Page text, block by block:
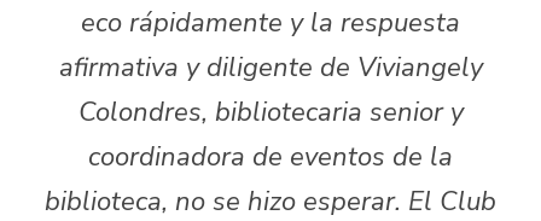
eco rápidamente y la respuesta
afirmativa y diligente de Viviangely
Colondres, bibliotecaria senior y
coordinadora de eventos de la
biblioteca, no se hizo esperar. El Club